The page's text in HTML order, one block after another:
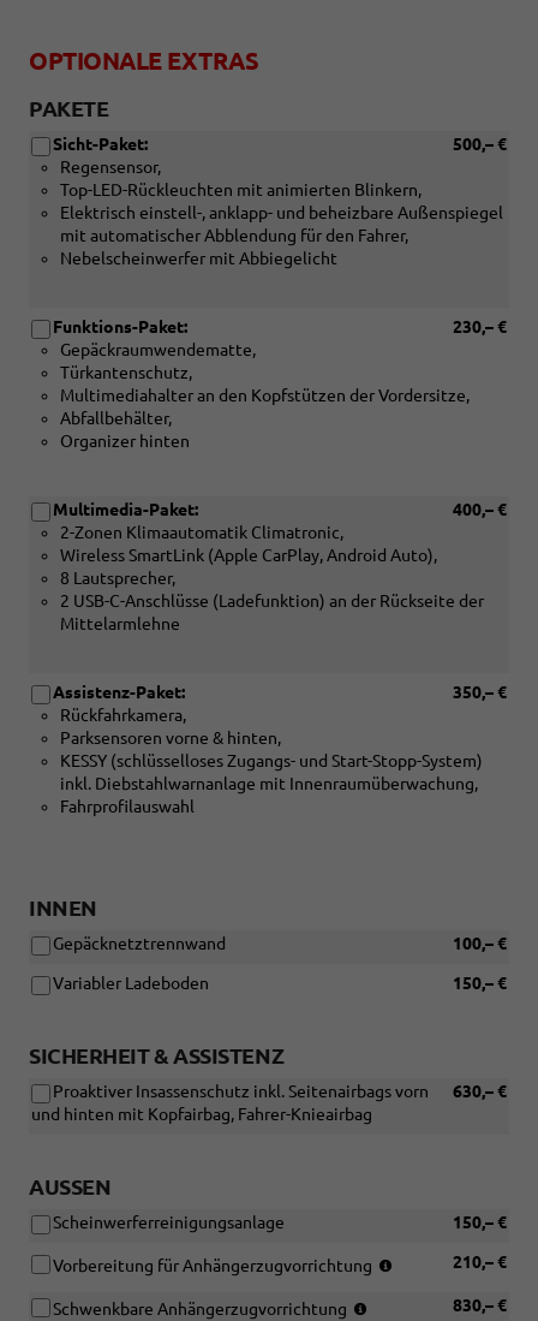
OPTIONALE EXTRAS
PAKETE
500,– €
Sicht-Paket:
Regensensor,
Top-LED-Rückleuchten mit animierten Blinkern,
Elektrisch einstell-, anklapp- und beheizbare Außenspiegel
mit automatischer Abblendung für den Fahrer,
Nebelscheinwerfer mit Abbiegelicht
230,– €
Funktions-Paket:
Gepäckraumwendematte,
Türkantenschutz,
Multimediahalter an den Kopfstützen der Vordersitze,
Abfallbehälter,
Organizer hinten
400,– €
Multimedia-Paket:
2-Zonen Klimaautomatik Climatronic,
Wireless SmartLink (Apple CarPlay, Android Auto),
8 Lautsprecher,
2 USB-C-Anschlüsse (Ladefunktion) an der Rückseite der
Mittelarmlehne
350,– €
Assistenz-Paket:
Rückfahrkamera,
Parksensoren vorne & hinten,
KESSY (schlüsselloses Zugangs- und Start-Stopp-System)
inkl. Diebstahlwarnanlage mit Innenraumüberwachung,
Fahrprofilauswahl
INNEN
100,– €
Gepäcknetztrennwand
150,– €
Variabler Ladeboden
SICHERHEIT & ASSISTENZ
630,– €
Proaktiver Insassenschutz inkl. Seitenairbags vorn
und hinten mit Kopfairbag, Fahrer-Knieairbag
AUSSEN
150,– €
Scheinwerferreinigungsanlage
210,– €
Vorbereitung für Anhängerzugvorrichtung
Verbindung
830,– €
Schwenkbare Anhängerzugvorrichtung